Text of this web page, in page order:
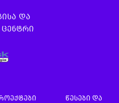
და
წესები და